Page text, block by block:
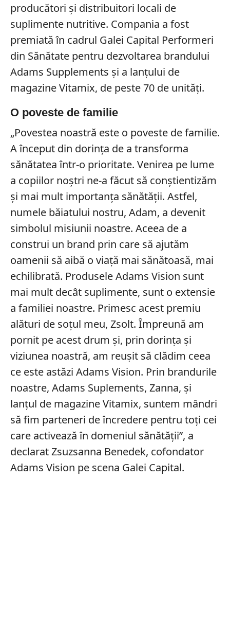
producători și distribuitori locali de
suplimente nutritive. Compania a fost
premiată în cadrul Galei Capital Performeri
din Sănătate pentru dezvoltarea brandului
Adams Supplements și a lanțului de
magazine Vitamix, de peste 70 de unități.
O poveste de familie
„Povestea noastră este o poveste de familie.
A început din dorința de a transforma
sănătatea într-o prioritate. Venirea pe lume
a copiilor noștri ne-a făcut să conștientizăm
și mai mult importanța sănătății. Astfel,
numele băiatului nostru, Adam, a devenit
simbolul misiunii noastre. Aceea de a
construi un brand prin care să ajutăm
oamenii să aibă o viață mai sănătoasă, mai
echilibrată. Produsele Adams Vision sunt
mai mult decât suplimente, sunt o extensie
a familiei noastre. Primesc acest premiu
alături de soțul meu, Zsolt. Împreună am
pornit pe acest drum și, prin dorința și
viziunea noastră, am reușit să clădim ceea
ce este astăzi Adams Vision. Prin brandurile
noastre, Adams Suplements, Zanna, și
lanțul de magazine Vitamix, suntem mândri
să fim parteneri de încredere pentru toți cei
care activează în domeniul sănătății”, a
declarat Zsuzsanna Benedek, cofondator
Adams Vision pe scena Galei Capital.